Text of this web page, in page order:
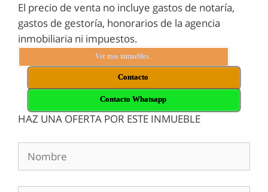
El precio de venta no incluye gastos de notaría,
gastos de gestoría, honorarios de la agencia
inmobiliaria ni impuestos.
Ver mas inmuebles..
Contacto
Contacto Whatsapp
HAZ UNA OFERTA POR ESTE INMUEBLE